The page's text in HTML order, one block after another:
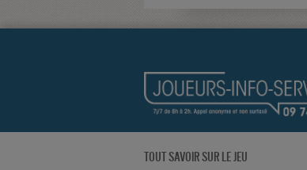
TOUT SAVOIR SUR LE JEU